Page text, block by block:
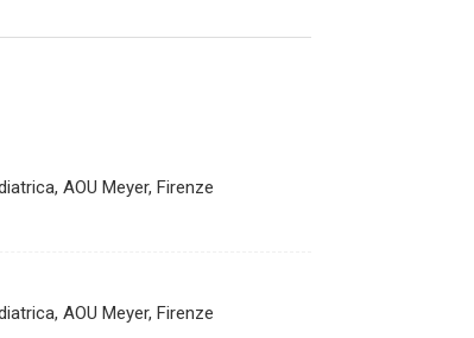
AOU Meyer, Firenze
AOU Meyer, Firenze